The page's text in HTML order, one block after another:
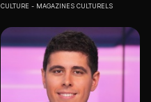
CULTURE MAGAZINES CULTURELS